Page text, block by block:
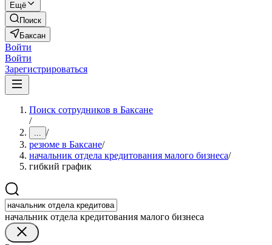
Ещё
Поиск
Баксан
Войти
Войти
Зарегистрироваться
Поиск сотрудников в Баксане
/
... /
резюме в Баксане/
начальник отдела кредитования малого бизнеса/
гибкий график
начальник отдела кредитования малого бизнеса